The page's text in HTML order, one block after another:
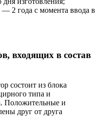
2 года с момента ввода в
входящих в состав
состоит из блока
типа и
Положительные и
друг от друга